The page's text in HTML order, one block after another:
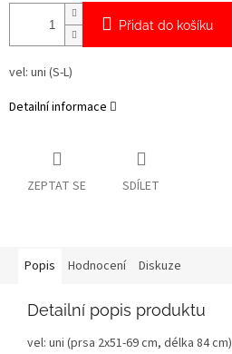
Přidat do košíku
vel: uni (S-L)
Detailní informace
ZEPTAT SE SDÍLET
Popis Hodnocení Diskuze
Detailní popis produktu
vel: uni (prsa 2x51-69 cm, délka 84 cm)